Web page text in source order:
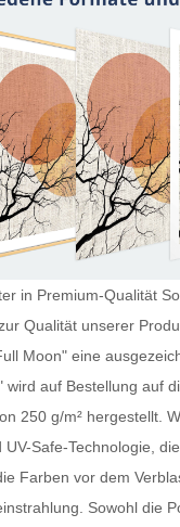
in Premium-Qualität
Qualität unserer
Moon" eine
wird auf Bestellung auf
250 g/m² hergestellt.
Safe-Technologie,
Farben vor dem
Sowohl die